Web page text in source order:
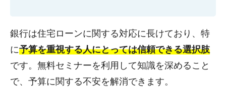
銀行は住宅ローンに関する対応に長けており、特
に予算を重視する人にとっては信頼できる選択肢
です。無料セミナーを利用して知識を深めること
で、予算に関する不安を解消できます。